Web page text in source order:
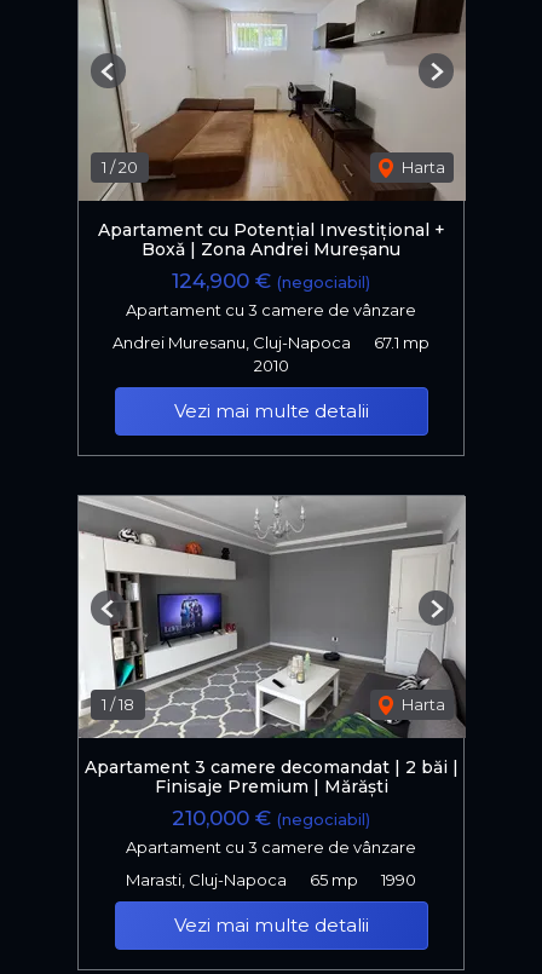
1 /20 Harta
Previous Next
Apartament cu Potențial Investițional +
Boxǎ | Zona Andrei Mureșanu
124,900 € (negociabil)
Apartament cu 3 camere de vânzare
Andrei Muresanu, Cluj-Napoca
67.1 mp
2010
Vezi mai multe detalii
1 /18 Harta
Previous Next
Apartament 3 camere decomandat | 2 băi |
Finisaje Premium | Mărăști
210,000 € (negociabil)
Apartament cu 3 camere de vânzare
Marasti, Cluj-Napoca
65 mp 1990
Vezi mai multe detalii